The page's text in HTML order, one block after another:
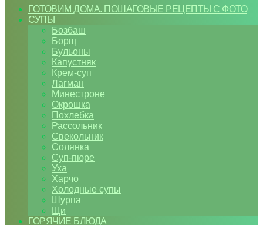
ГОТОВИМ ДОМА. ПОШАГОВЫЕ РЕЦЕПТЫ С ФОТО
СУПЫ
Бозбаш
Борщ
Бульоны
Капустняк
Крем-суп
Лагман
Минестроне
Окрошка
Похлебка
Рассольник
Свекольник
Солянка
Суп-пюре
Уха
Харчо
Холодные супы
Шурпа
Щи
ГОРЯЧИЕ БЛЮДА